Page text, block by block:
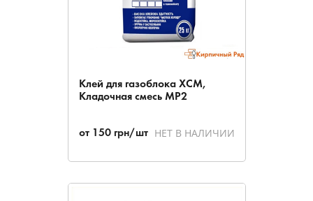
Клей для газоблока ХСМ,
Кладочная смесь МР2
от 150 грн/шт НЕТ В НАЛИЧИИ